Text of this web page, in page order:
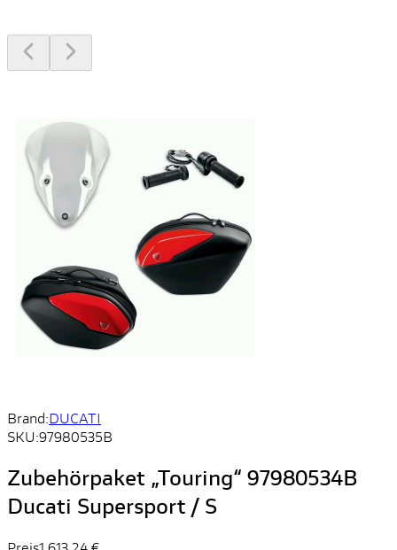
Brand:DUCATI
SKU:97980535B
Zubehörpaket „Touring“ 97980534B
Ducati Supersport / S